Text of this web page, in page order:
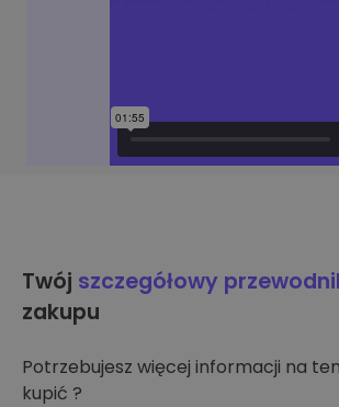
Twój szczegółowy
zakupu
Potrzebujesz więcej informacji na
kupić ?